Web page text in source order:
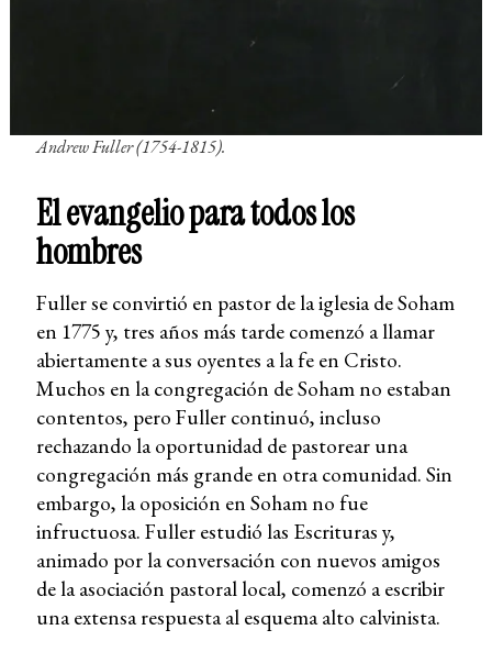
Andrew Fuller (1754-1815).
El evangelio para todos los
hombres
Fuller se convirtió en pastor de la iglesia de Soham
en 1775 y, tres años más tarde comenzó a llamar
abiertamente a sus oyentes a la fe en Cristo.
Muchos en la congregación de Soham no estaban
contentos, pero Fuller continuó, incluso
rechazando la oportunidad de pastorear una
congregación más grande en otra comunidad. Sin
embargo, la oposición en Soham no fue
infructuosa. Fuller estudió las Escrituras y,
animado por la conversación con nuevos amigos
de la asociación pastoral local, comenzó a escribir
una extensa respuesta al esquema alto calvinista.